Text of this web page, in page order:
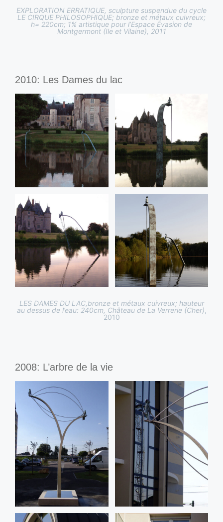
EXPLORATION ERRATIQUE, sculpture suspendue du cycle
LE CIRQUE PHILOSOPHIQUE; bronze et métaux cuivreux;
h= 220cm; 1% artistique pour l’Espace Évasion de
Montgermont (Ile et Vilaine), 2011
2010: Les Dames du lac
LES DAMES DU LAC,bronze et métaux cuivreux; hauteur
au dessus de l’eau: 240cm, Château de La Verrerie (Cher),
2010
2008: L’arbre de la vie